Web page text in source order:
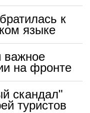
к
языке
важное
на фронте
скандал"
туристов